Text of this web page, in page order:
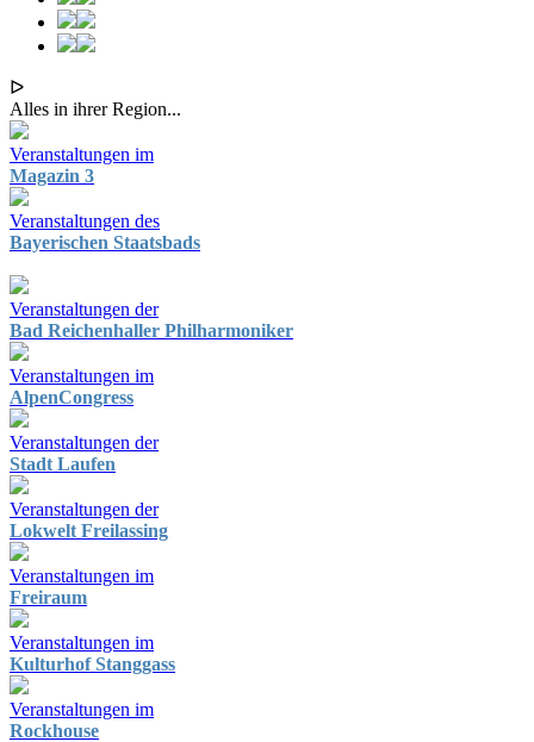
ᐅ
Alles in ihrer Region...
Veranstaltungen im
Magazin 3
Veranstaltungen des
Bayerischen Staatsbads
Veranstaltungen der
Bad Reichenhaller Philharmoniker
Veranstaltungen im
AlpenCongress
Veranstaltungen der
Stadt Laufen
Veranstaltungen der
Lokwelt Freilassing
Veranstaltungen im
Freiraum
Veranstaltungen im
Kulturhof Stanggass
Veranstaltungen im
Rockhouse